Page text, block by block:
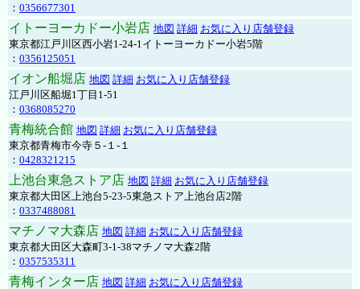
： 0356677301
イトーヨーカドー小岩店 地図 詳細 お気に入り店舗登録
東京都江戸川区西小岩1-24-1イトーヨーカドー小岩5階
： 0356125051
イオン船堀店 地図 詳細 お気に入り店舗登録
江戸川区船堀1丁目1-51
： 0368085270
青梅統合館 地図 詳細 お気に入り店舗登録
東京都青梅市今寺５-１-１
： 0428321215
上池台東急ストア店 地図 詳細 お気に入り店舗登録
東京都大田区上池台5-23-5東急ストア上池台店2階
： 0337488081
マチノマ大森店 地図 詳細 お気に入り店舗登録
東京都大田区大森町3-1-38マチノマ大森2階
： 0357535311
青梅インター店 地図 詳細 お気に入り店舗登録